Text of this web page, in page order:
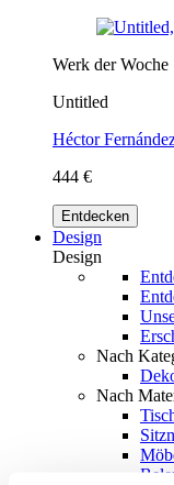
Werk der Woche
Untitled
Héctor
444 €
Entdecken
Design
Design
Nach
Nach